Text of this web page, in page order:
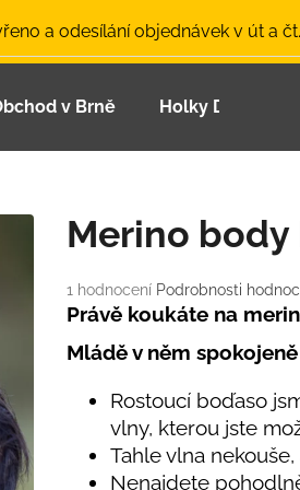
a odesílání objednávek v út a čt.
v Brně Holky Dupeťačky
Průměrné
hodnocení
je
hvězdiček.
1 hodnocení Podrobnosti
Merino body
Právě koukáte na
Mládě v něm
Rostoucí boďaso
vlny, kterou jste
Tahle vlna nekouše,
Nenajdete
najít?
MODRÁ
BAMBUSOVÉ